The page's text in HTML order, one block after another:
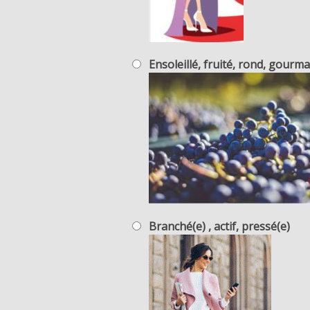
Ensoleillé, fruité, rond,
Branché(e) , actif, pressé(e)